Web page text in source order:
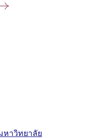
หาวิทยาลัย